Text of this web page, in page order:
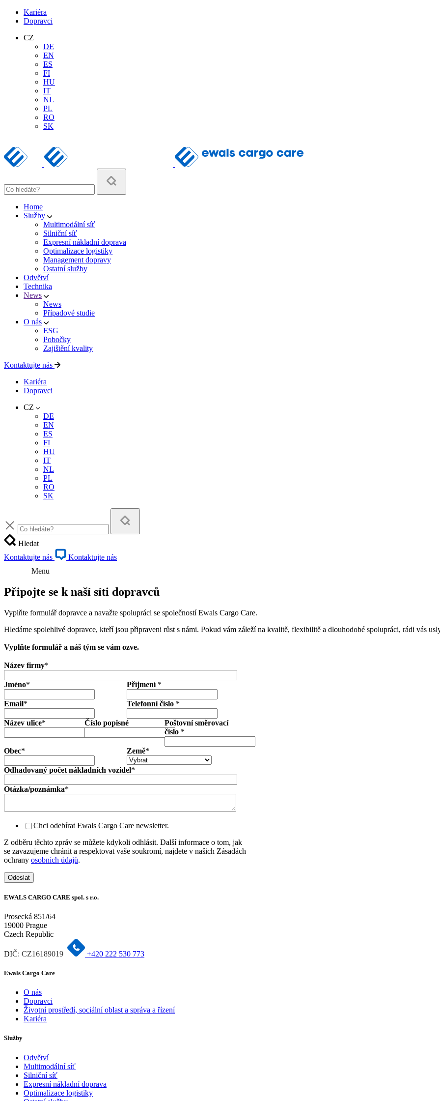
Kariéra
Dopravci
CZ
DE
EN
ES
FI
HU
IT
NL
PL
RO
SK
Home
Služby
Multimodální síť
Silniční síť
Expresní nákladní doprava
Optimalizace logistiky
Management dopravy
Ostatní služby
Odvětví
Technika
News
News
Případové studie
O nás
ESG
Pobočky
Zajištění kvality
Kontaktujte nás
Kariéra
Dopravci
CZ
DE
EN
ES
FI
HU
IT
NL
PL
RO
SK
Hledat
Kontaktujte nás
Kontaktujte nás
Menu
Připojte se k naší síti dopravců
Vyplňte formulář dopravce a navažte spolupráci se společností Ewals Cargo Care.
Hledáme spolehlivé dopravce, kteří jsou připraveni růst s námi. Pokud vám záleží na kvalitě, flexibilitě a dlouhodobé spolupráci, rádi vás
Vyplňte formulář a náš tým se vám ozve.
Název firmy*
Jméno* Příjmení *
Email* Telefonní číslo *
Název ulice* Číslo popisné
Poštovní směrovací
číslo *
Obec* Země*
Odhadovaný počet nákladních vozidel*
Otázka/poznámka*
Chci odebírat Ewals Cargo Care newsletter.
Z odběru těchto zpráv se můžete kdykoli odhlásit. Další informace o tom, jak
se zavazujeme chránit a respektovat vaše soukromí, najdete v našich Zásadách
ochrany osobních údajů.
EWALS CARGO CARE spol. s r.o.
Prosecká 851/64
19000 Prague
Czech Republic
DIČ: CZ16189019 +420 222 530 773
Ewals Cargo Care
O nás
Dopravci
Životní prostředí, sociální oblast a správa a řízení
Kariéra
Služby
Odvětví
Multimodální síť
Silniční síť
Expresní nákladní doprava
Optimalizace logistiky